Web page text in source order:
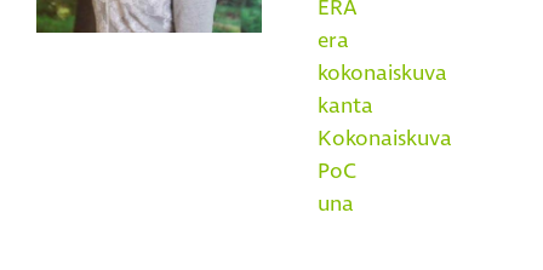
ERA
era
kokonaiskuva
kanta
Kokonaiskuva
PoC
una